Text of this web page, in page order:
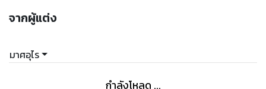
ชายหนุ่มพอจะเดาออกได้ไม่ยาก มนุษย์หรืออมนุษย์ตนนั้น
อามันต์จึงรีบเคลื่อนย้ายตัวมายังระเบียง มือเท้าลงบนขอบไม้ เพ่ง
สายตาดุกร้าวไปยังทิศทางของเสียงเคลื่อนไหว
‘กลิ่นอะไร ทำไมถึงหอมแปลกๆเช่นนี้...’
จากผู้แต่ง
มาศอุไร
กำลังโหลด ...